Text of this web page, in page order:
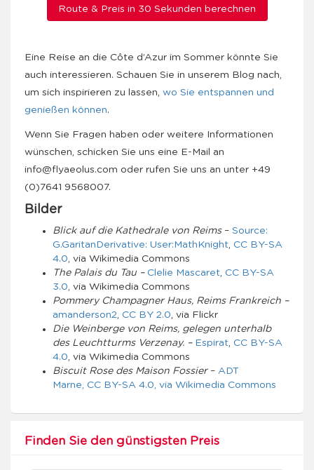
Route & Preis in 30 Sekunden berechnen
Eine Reise an die Côte d’Azur im Sommer könnte Sie
auch interessieren. Schauen Sie in unserem Blog nach,
um sich inspirieren zu lassen, wo Sie entspannen und
genießen können.
Wenn Sie Fragen haben oder weitere Informationen
wünschen, schicken Sie uns eine E-Mail an
info@flyaeolus.com oder rufen Sie uns an unter +49
(0)7641 9568007.
Bilder
Blick auf die Kathedrale von Reims– Source:
G.GaritanDerivative: User:MathKnight, CC BY-SA
4.0, via Wikimedia Commons
The Palais du Tau – Clelie Mascaret, CC BY-SA
3.0, via Wikimedia Commons
Pommery Champagner Haus, Reims Frankreich –
amanderson2, CC BY 2.0, via Flickr
Die Weinberge von Reims, gelegen unterhalb
des Leuchtturms Verzenay. – Espirat, CC BY-SA
4.0, via Wikimedia Commons
Biscuit Rose des Maison Fossier– ADT
Marne, CC BY-SA 4.0, via Wikimedia Commons
Finden Sie den günstigsten Preis